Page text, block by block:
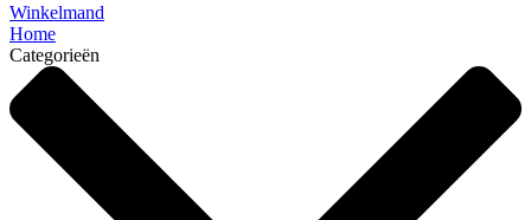
Winkelmand
Home
Categorieën